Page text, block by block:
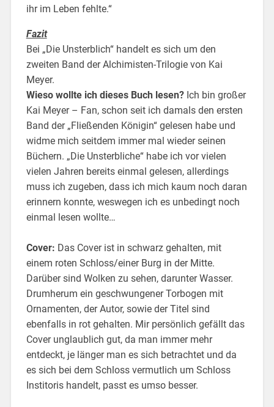
ihr im Leben fehlte.“
Fazit
Bei „Die Unsterblich“ handelt es sich um den
zweiten Band der Alchimisten-Trilogie von Kai
Meyer.
Wieso wollte ich dieses Buch lesen? Ich bin großer
Kai Meyer – Fan, schon seit ich damals den ersten
Band der „Fließenden Königin“ gelesen habe und
widme mich seitdem immer mal wieder seinen
Büchern. „Die Unsterbliche“ habe ich vor vielen
vielen Jahren bereits einmal gelesen, allerdings
muss ich zugeben, dass ich mich kaum noch daran
erinnern konnte, weswegen ich es unbedingt noch
einmal lesen wollte…
Cover: Das Cover ist in schwarz gehalten, mit
einem roten Schloss/einer Burg in der Mitte.
Darüber sind Wolken zu sehen, darunter Wasser.
Drumherum ein geschwungener Torbogen mit
Ornamenten, der Autor, sowie der Titel sind
ebenfalls in rot gehalten. Mir persönlich gefällt das
Cover unglaublich gut, da man immer mehr
entdeckt, je länger man es sich betrachtet und da
es sich bei dem Schloss vermutlich um Schloss
Institoris handelt, passt es umso besser.